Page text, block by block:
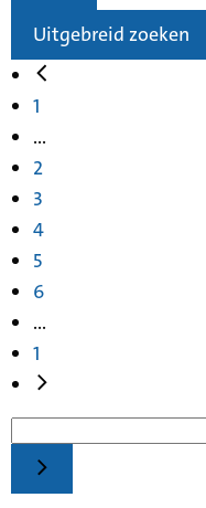
Uitgebreid zoeken
1
...
2
3
4
5
6
...
1